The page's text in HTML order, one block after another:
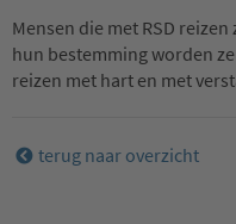
Mensen die met RSD
hun bestemming worden
reizen met hart en met
terug naar overzicht